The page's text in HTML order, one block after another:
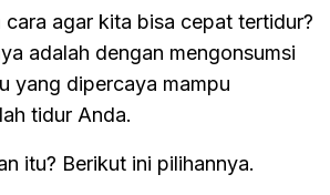
cara agar kita bisa cepat tertidur?
adalah dengan mengonsumsi
yang dipercaya mampu
tidur Anda.
itu? Berikut ini pilihannya.